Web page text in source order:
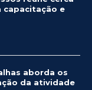
capacitação e
aborda os
da atividade